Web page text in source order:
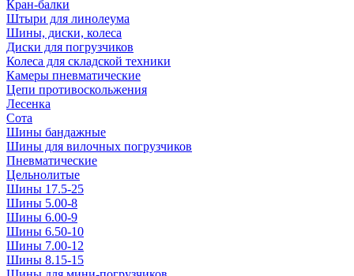
Кран-балки
Штыри для линолеума
Шины, диски, колеса
Диски для погрузчиков
Колеса для складской техники
Камеры пневматические
Цепи противоскольжения
Лесенка
Сота
Шины бандажные
Шины для вилочных погрузчиков
Пневматические
Цельнолитые
Шины 17.5-25
Шины 5.00-8
Шины 6.00-9
Шины 6.50-10
Шины 7.00-12
Шины 8.15-15